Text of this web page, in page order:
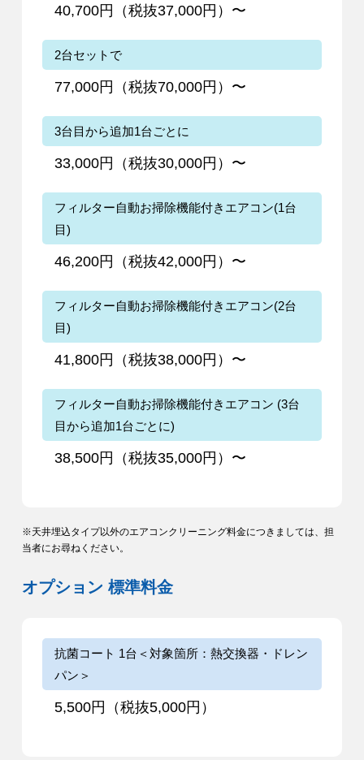
40,700円（税抜37,000円）〜
2台セットで
77,000円（税抜70,000円）〜
3台目から追加1台ごとに
33,000円（税抜30,000円）〜
フィルター自動お掃除機能付きエアコン(1台
目)
46,200円（税抜42,000円）〜
フィルター自動お掃除機能付きエアコン(2台
目)
41,800円（税抜38,000円）〜
フィルター自動お掃除機能付きエアコン (3台
目から追加1台ごとに)
38,500円（税抜35,000円）〜
※天井埋込タイプ以外のエアコンクリーニング料金につきましては、担
当者にお尋ねください。
オプション 標準料金
抗菌コート 1台＜対象箇所：熱交換器・ドレン
パン＞
5,500円（税抜5,000円）